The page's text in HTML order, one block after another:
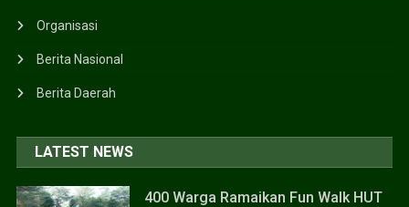
Organisasi
Berita Nasional
Berita Daerah
LATEST NEWS
400 Warga Ramaikan Fun Walk HUT